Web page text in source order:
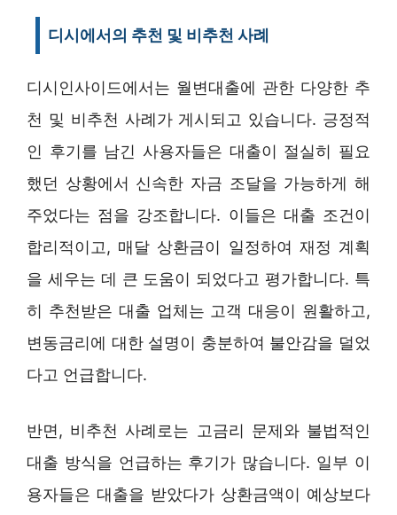
디시에서의 추천 및 비추천 사례
디시인사이드에서는 월변대출에 관한 다양한 추
천 및 비추천 사례가 게시되고 있습니다. 긍정적
인 후기를 남긴 사용자들은 대출이 절실히 필요
했던 상황에서 신속한 자금 조달을 가능하게 해
주었다는 점을 강조합니다. 이들은 대출 조건이
합리적이고, 매달 상환금이 일정하여 재정 계획
을 세우는 데 큰 도움이 되었다고 평가합니다. 특
히 추천받은 대출 업체는 고객 대응이 원활하고,
변동금리에 대한 설명이 충분하여 불안감을 덜었
다고 언급합니다.
반면, 비추천 사례로는 고금리 문제와 불법적인
대출 방식을 언급하는 후기가 많습니다. 일부 이
용자들은 대출을 받았다가 상환금액이 예상보다